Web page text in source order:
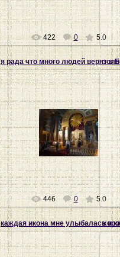
422 0 5.0
я рада что много людей верят в
28.07.2012
Ната-хозяйка
446 0 5.0